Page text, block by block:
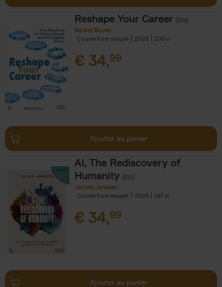
Reshape Your Career (EN)
Bärbel Buyse
Couverture souple
2026 200
€ 34,99
Ajouter au panier
AI, The Rediscovery of
Humanity (EN)
Jackie Janssen
Couverture souple
2026 197
€ 34,99
Ajouter au panier